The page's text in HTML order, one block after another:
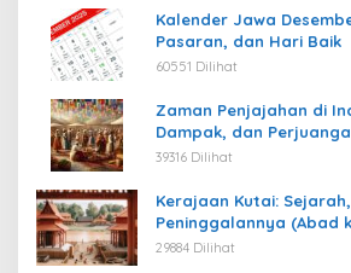
Kalender Jawa
Pasaran, dan Hari Baik
60551 Dilihat
Zaman Penjajahan di
Dampak, dan
Kemerdekaan
39316 Dilihat
Kerajaan Kutai:
Peninggalannya (Abad
29884 Dilihat